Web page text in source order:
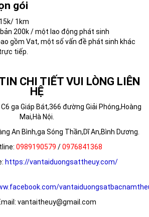
gói
1km
200k / một lao động phát sinh
gồm Vat, một số vấn đề phát sinh khác
tiếp.
CHI TIẾT VUI LÒNG LIÊN
HỆ
C6 ga Giáp Bát,366 đường Giải Phóng,Hoàng
Mai,Hà Nội.
An Bình,ga Sóng Thần,Dĩ An,Bình Dương.
0989190579 /0976841368
https://vantaiduongsattheuy.com/
vantaitheuy@gmail.com